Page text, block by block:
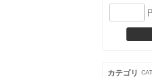
カテゴリ